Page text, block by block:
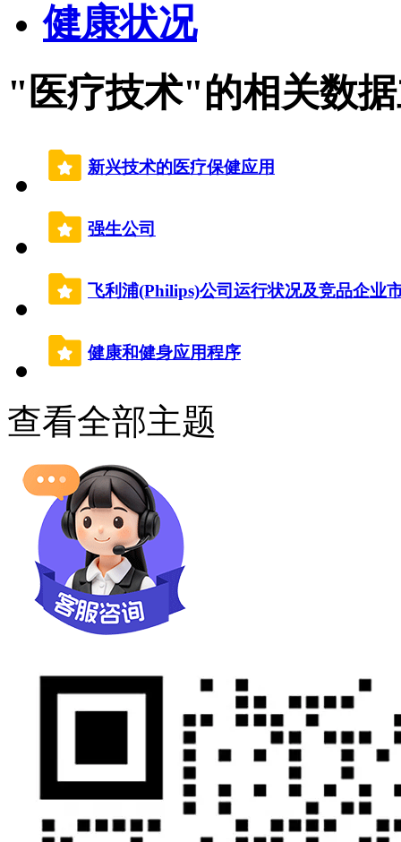
健康状况
"医疗技术"的相关数
新兴技术的医疗保健应用
强生公司
飞利浦(Philips)公司运行状况及竞品企业
健康和健身应用程序
查看全部主题